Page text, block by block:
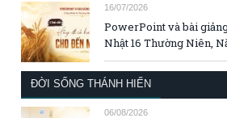
16/07/2026
PowerPoint và bài
Nhật 16 Thường Niên,
ĐỜI SỐNG THÁNH HIẾN
06/08/2026